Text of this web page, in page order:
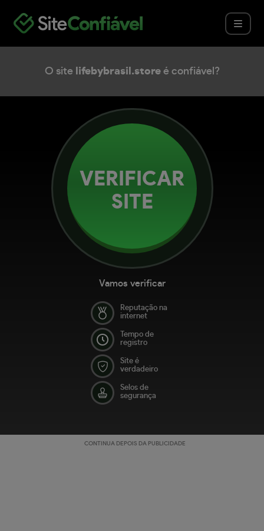
O site lifebybrasil.storeé confiável?
VERIFICAR
SITE
Vamos verificar
Reputação na
internet
Tempo de
registro
Site é
verdadeiro
Selos de
segurança
CONTINUA DEPOIS DA PUBLICIDADE